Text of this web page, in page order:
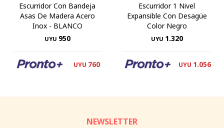
Escurridor Con Bandeja
Asas De Madera Acero
Inox - BLANCO
UYU 950
UYU 760
Escurridor 1 Nivel
Expansible Con Desagüe
Color Negro
UYU 1.320
UYU 1.056
NEWSLETTER